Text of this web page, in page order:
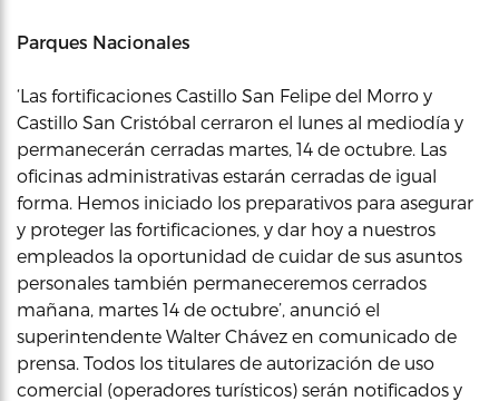
Parques Nacionales
‘Las fortificaciones Castillo San Felipe del Morro y
Castillo San Cristóbal cerraron el lunes al mediodía y
permanecerán cerradas martes, 14 de octubre. Las
oficinas administrativas estarán cerradas de igual
forma. Hemos iniciado los preparativos para asegurar
y proteger las fortificaciones, y dar hoy a nuestros
empleados la oportunidad de cuidar de sus asuntos
personales también permaneceremos cerrados
mañana, martes 14 de octubre’, anunció el
superintendente Walter Chávez en comunicado de
prensa. Todos los titulares de autorización de uso
comercial (operadores turísticos) serán notificados y